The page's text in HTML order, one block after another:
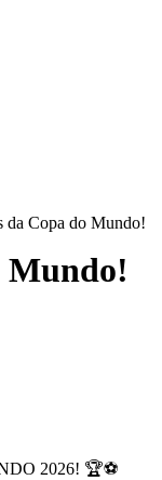
da Copa do Mundo!
Mundo!
2026! 🏆⚽